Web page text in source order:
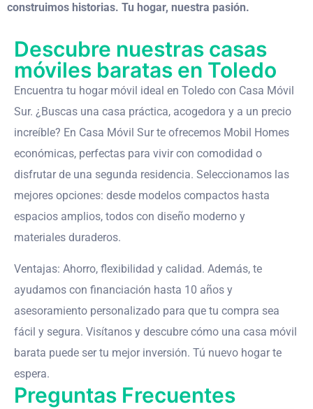
construimos historias. Tu hogar, nuestra pasión.
Descubre nuestras casas
móviles baratas en Toledo
Encuentra tu hogar móvil ideal en Toledo con Casa Móvil
Sur. ¿Buscas una casa práctica, acogedora y a un precio
increíble? En Casa Móvil Sur te ofrecemos Mobil Homes
económicas, perfectas para vivir con comodidad o
disfrutar de una segunda residencia. Seleccionamos las
mejores opciones: desde modelos compactos hasta
espacios amplios, todos con diseño moderno y
materiales duraderos.
Ventajas: Ahorro, flexibilidad y calidad. Además, te
ayudamos con financiación hasta 10 años y
asesoramiento personalizado para que tu compra sea
fácil y segura. Visítanos y descubre cómo una casa móvil
barata puede ser tu mejor inversión. Tú nuevo hogar te
espera.
Preguntas Frecuentes